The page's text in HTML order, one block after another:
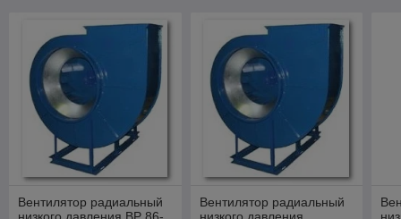
Вентилятор радиальный
Вентилятор радиальный